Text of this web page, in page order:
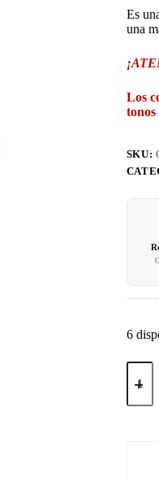
Es
una
Los
tonos
SKU:
6
160
Esmalte
Gel